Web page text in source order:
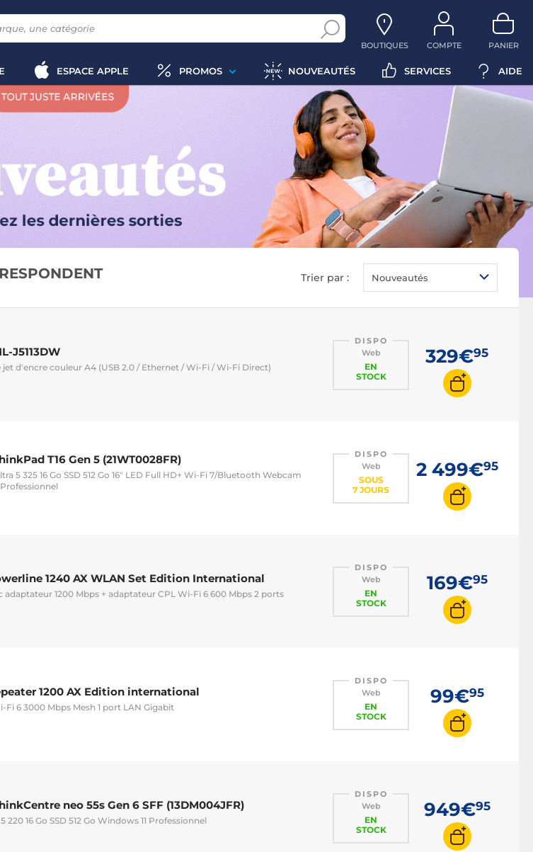
BOUTIQUES COMPTE PANIER
ESPACE APPLE PROMOS NOUVEAUTÉS SERVICES AIDE
Trier par : Nouveautés
J5113DW
d'encre couleur A4 (USB 2.0 / Ethernet / Wi-Fi / Wi-Fi Direct)
DISPO
Web
EN
STOCK
329€95
T16 Gen 5 (21WT0028FR)
5 325 16 Go SSD 512 Go 16" LED Full HD+ Wi-Fi 7/Bluetooth Webcam
DISPO
Web
SOUS
7 JOURS
2 499€95
1240 AX WLAN Set Edition International
adaptateur 1200 Mbps + adaptateur CPL Wi-Fi 6 600 Mbps 2 ports
DISPO
Web
EN
STOCK
169€95
1200 AX Edition international
Fi 6 3000 Mbps Mesh 1 port LAN Gigabit
DISPO
Web
EN
STOCK
99€95
neo 55s Gen 6 SFF (13DM004JFR)
220 16 Go SSD 512 Go Windows 11 Professionnel
DISPO
Web
EN
STOCK
949€95